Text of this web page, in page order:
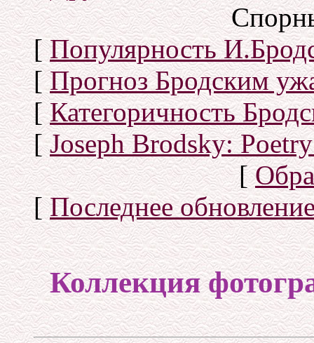
[Популярность
[Прогноз Бродским
[Категоричность
[Joseph Brodsky:
[
[Последнее
Коллекция